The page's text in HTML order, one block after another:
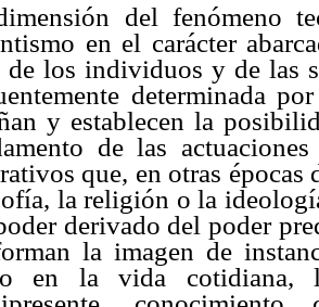
del fenómeno
en el carácter
de los individuos y de las
determinada
y establecen la
de las
que, en otras épocas
la religión o la
derivado del poder
la imagen de
en la vida cotidiana,